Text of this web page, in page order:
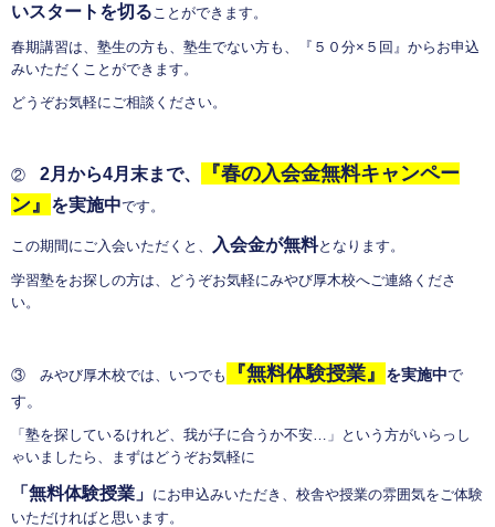
いスタートを切る ことができます。
春期講習は、塾生の方も、塾生でない方も、『５０分×５回』からお申込
みいただくことができます。
どうぞお気軽にご相談ください。
② 2月から4月末まで、
『春の入会金無料キャンペー
ン』
を実施中です。
この期間にご入会いただくと、 入会金が無料となります。
学習塾をお探しの方は、どうぞお気軽にみやび厚木校へご連絡くださ
い。
③ みやび厚木校では、いつでも 『無料体験授業』 を実施中で
す。
「塾を探しているけれど、我が子に合うか不安…」という方がいらっし
ゃいましたら、まずはどうぞお気軽に
「無料体験授業」 にお申込みいただき、校舎や授業の雰囲気をご体験
いただければと思います。